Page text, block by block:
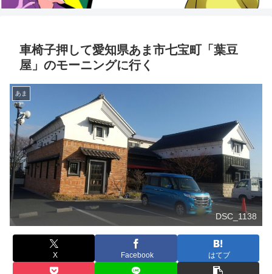
車椅子押して愛知県あま市七宝町「葉豆
屋」のモーニングに行く
あま
DSC_1138
X Facebook はてブ